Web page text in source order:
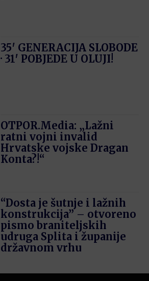
35′ GENERACIJA SLOBODE
· 31′ POBJEDE U OLUJI!
OTPOR.Media: „Lažni
ratni vojni invalid
Hrvatske vojske Dragan
Konta?!“
“Dosta je šutnje i lažnih
konstrukcija” – otvoreno
pismo braniteljskih
udruga Splita i županije
državnom vrhu